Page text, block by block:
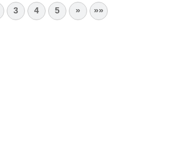
3 4 5 » »»